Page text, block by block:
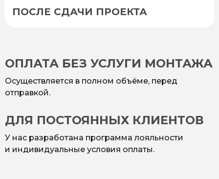
ПОСЛЕ СДАЧИ ПРОЕКТА
ОПЛАТА БЕЗ УСЛУГИ МОНТАЖА
Осуществляется в полном объёме, перед
отправкой.
ДЛЯ ПОСТОЯННЫХ КЛИЕНТОВ
У нас разработана программа лояльности
и индивидуальные условия оплаты.